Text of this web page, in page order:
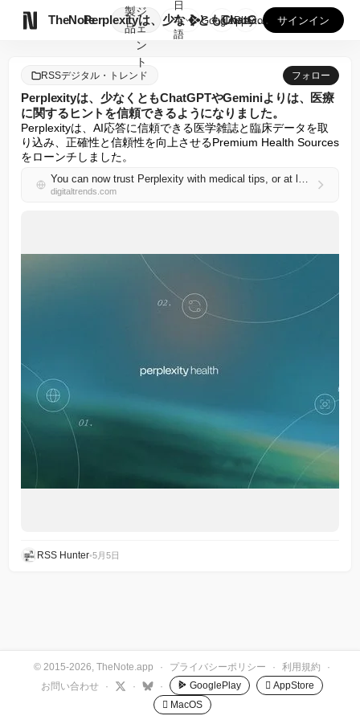
TheNote
製
品
ジ
ェ
ン
ト
Perplexityは、少なくともChatGPTやGemin...
日
本
語
GooglePlay
AppStore サインイン
RSSデジタル・トレンド フォロー
Perplexityは、少なくともChatGPTやGeminiよりは、医療
に関するヒントを信頼できるようになりました。
Perplexityは、AI応答に信頼できる医学雑誌と臨床データを取
り込み、正確性と信頼性を向上させるPremium Health Sources
をローンチしました。
You can now trust Perplexity with medical tips, or at least a tad more than ChatGPT or Gemini
digitaltrends.com
RSS Hunter•5月5日
© 2015-2026, TheNote.app · プライバシーポリシー · 利用規約
·
お問い合わせ
· · · GooglePlay
 AppStore
 MacOS